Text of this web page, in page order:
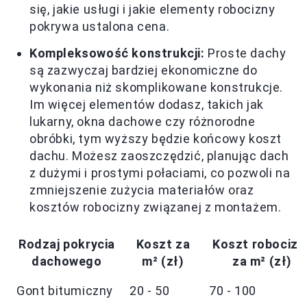
się, jakie usługi i jakie elementy robocizny
pokrywa ustalona cena.
Kompleksowość konstrukcji: Proste dachy
są zazwyczaj bardziej ekonomiczne do
wykonania niż skomplikowane konstrukcje.
Im więcej elementów dodasz, takich jak
lukarny, okna dachowe czy różnorodne
obróbki, tym wyższy będzie końcowy koszt
dachu. Możesz zaoszczędzić, planując dach
z dużymi i prostymi połaciami, co pozwoli na
zmniejszenie zużycia materiałów oraz
kosztów robocizny związanej z montażem.
Rodzaj pokrycia
dachowego
Koszt za
m² (zł)
Koszt
za m² (zł)
Gont bitumiczny 20 - 50 70 - 100